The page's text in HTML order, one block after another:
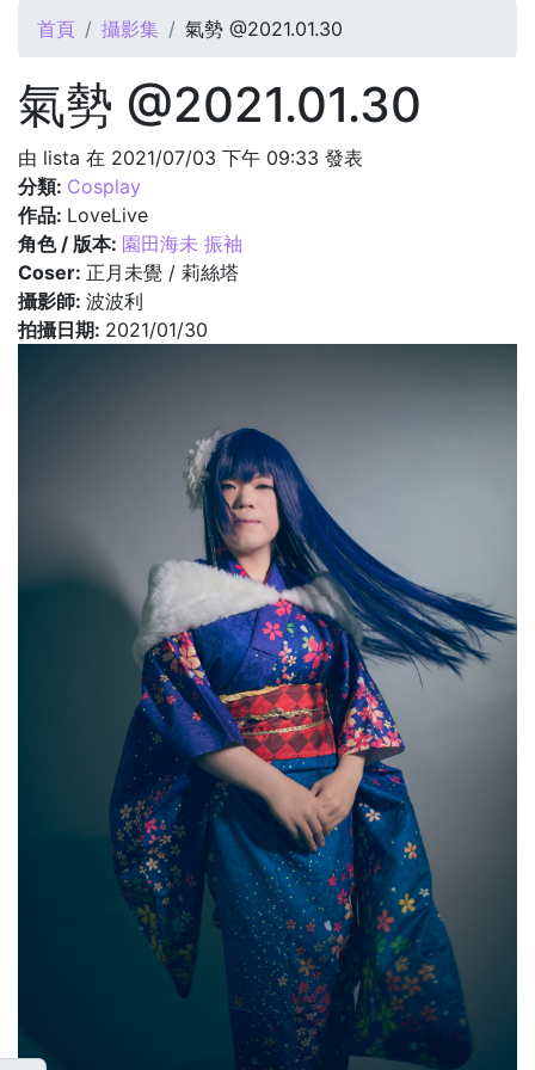
您在這裡
首頁 攝影集 氣勢 @2021.01.30
氣勢 @2021.01.30
由 lista 在 2021/07/03 下午 09:33 發表
分類: Cosplay
作品: LoveLive
角色 / 版本: 園田海未 振袖
Coser: 正月未覺 / 莉絲塔
攝影師: 波波利
拍攝日期: 2021/01/30